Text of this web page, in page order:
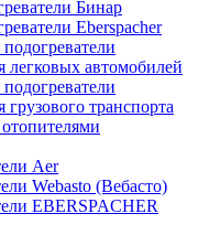
Бинар
Eberspacher
легковых автомобилей
грузового транспорта
Аer
Webasto (Вебасто)
EBERSPACHER